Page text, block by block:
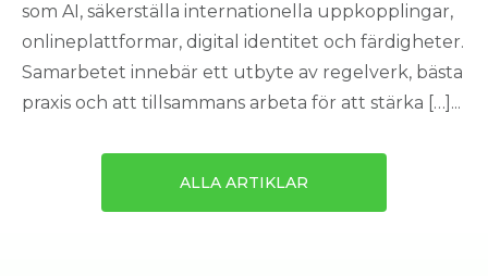
som AI, säkerställa internationella uppkopplingar,
onlineplattformar, digital identitet och färdigheter.
Samarbetet innebär ett utbyte av regelverk, bästa
praxis och att tillsammans arbeta för att stärka […]...
ALLA ARTIKLAR